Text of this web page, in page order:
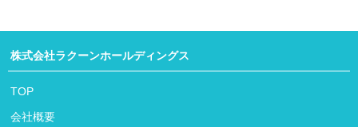
株式会社ラクーンホールディングス
TOP
会社概要